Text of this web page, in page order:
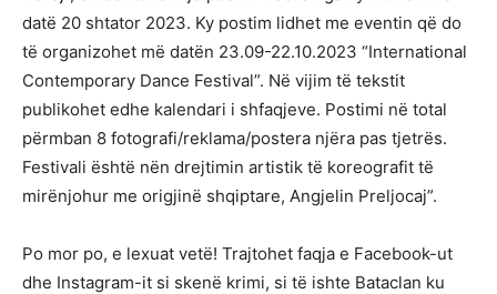
datë 20 shtator 2023. Ky postim lidhet me eventin që do
të organizohet më datën 23.09-22.10.2023 “International
Contemporary Dance Festival”. Në vijim të tekstit
publikohet edhe kalendari i shfaqjeve. Postimi në total
përmban 8 fotografi/reklama/postera njëra pas tjetrës.
Festivali është nën drejtimin artistik të koreografit të
mirënjohur me origjinë shqiptare, Angjelin Preljocaj”.
Po mor po, e lexuat vetë! Trajtohet faqja e Facebook-ut
dhe Instagram-it si skenë krimi, si të ishte Bataclan ku